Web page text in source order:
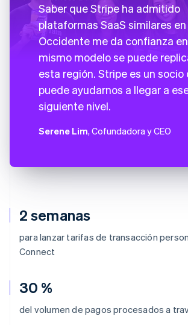
2 semanas
para lanzar tarifas de transacción
Connect
30 %
del volumen de pagos procesados a
Saber que Stripe ha admitido
plataformas SaaS similares en
Occidente me da confianza
mismo modelo se puede
esta región. Stripe es un socio
puede ayudarnos a llegar a
siguiente nivel.
Serene Lim, Cofundadora y CEO